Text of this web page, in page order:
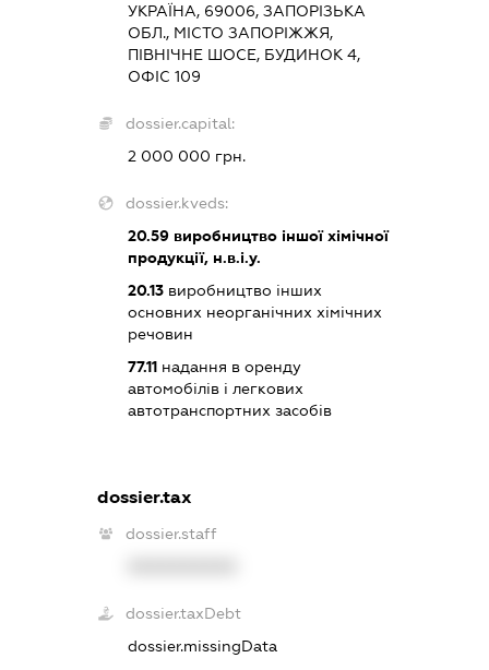
УКРАЇНА, 69006, ЗАПОРІЗЬКА
ОБЛ., МІСТО ЗАПОРІЖЖЯ,
ПІВНІЧНЕ ШОСЕ, БУДИНОК 4,
ОФІС 109
dossier.capital:
2 000 000 грн.
dossier.kveds:
20.59виробництво іншої хімічної
продукції, н.в.і.у.
20.13виробництво інших
основних неорганічних хімічних
речовин
77.11надання в оренду
автомобілів і легкових
автотранспортних засобів
dossier.tax
dossier.staff
dossier.taxDebt
dossier.missingData